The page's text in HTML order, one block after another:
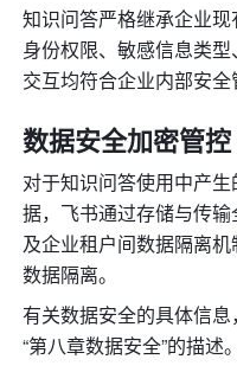
知识问答严格继承企业
身份权限、敏感信息类
交互均符合企业内部安全
数据安全加密管控
对于知识问答使用中产
据，飞书通过存储与传
及企业租户间数据隔离
数据隔离。
有关数据安全的具体信息
“第八章数据安全”的描述。